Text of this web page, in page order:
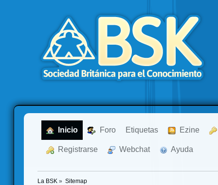
Inicio Foro Etiquetas Ezine
Registrarse Webchat Ayuda
La BSK » Sitemap